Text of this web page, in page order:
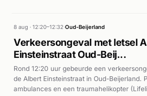
8 aug · 12:20–12:32·Oud-Beijerland
Verkeersongeval met letsel
Einsteinstraat Oud-Beij...
Rond 12:20 uur gebeurde een
de Albert Einsteinstraat in Oud-Beijerland.
ambulances en een traumahelikopter